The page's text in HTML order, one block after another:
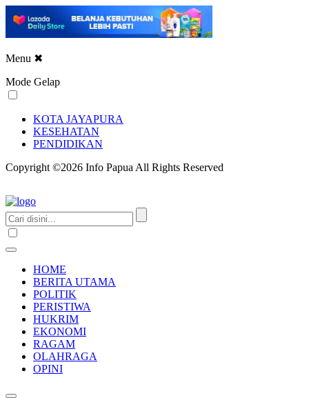
Menu ✖
Mode Gelap
KOTA JAYAPURA
KESEHATAN
PENDIDIKAN
Copyright ©2026 Info Papua All Rights Reserved
HOME
BERITA UTAMA
POLITIK
PERISTIWA
HUKRIM
EKONOMI
RAGAM
OLAHRAGA
OPINI